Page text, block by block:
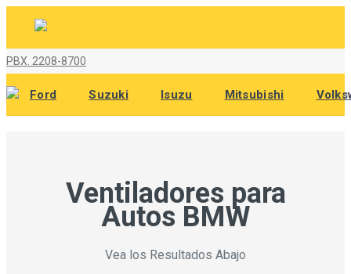
PBX. 2208-8700
Ford Suzuki Isuzu Mitsubishi
Ventiladores para
Autos BMW
Vea los Resultados Abajo